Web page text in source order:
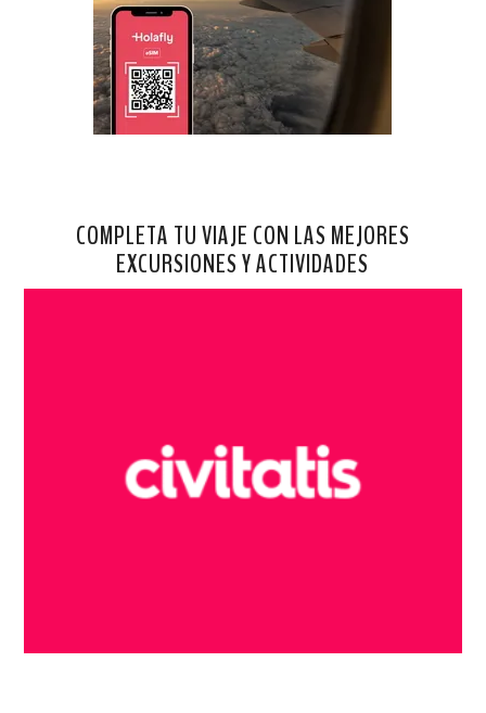
COMPLETA TU VIAJE CON LAS MEJORES
EXCURSIONES Y ACTIVIDADES